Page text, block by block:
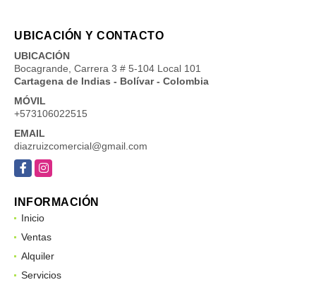
UBICACIÓN Y CONTACTO
UBICACIÓN
Bocagrande, Carrera 3 # 5-104 Local 101
Cartagena de Indias - Bolívar - Colombia
MÓVIL
+573106022515
EMAIL
diazruizcomercial@gmail.com
FacebookInstagram
INFORMACIÓN
Inicio
Ventas
Alquiler
Servicios